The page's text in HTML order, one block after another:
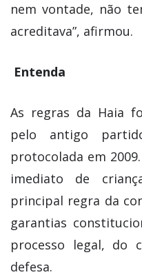
nem vontade, não
acreditava”, afirmou.
Entenda
As regras da Haia
pelo antigo
protocolada em
imediato de
principal regra da
garantias
processo legal, do
defesa.